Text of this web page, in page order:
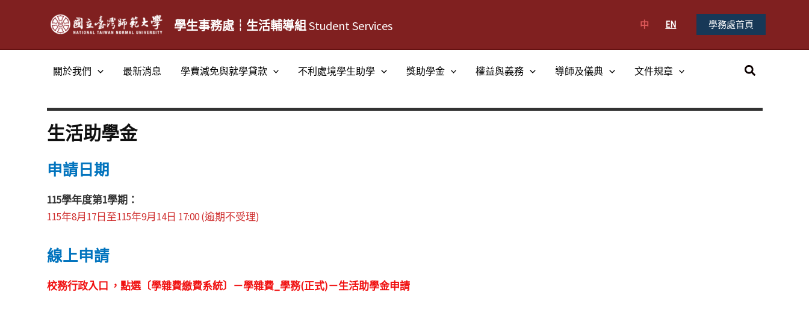
學生事務處┆生活輔導組Student Services 中 EN 學務處首頁
關於我們 最新消息 學費減免與就學貸款 不利處境學生助學 獎助學金 權益與義務 導師及儀典 文件規章
搜
生活助學金
申請日期
115學年度第1學期：
115年8月17日至115年9月14日 17:00 (逾期不受理)
線上申請
校務行政入口 ，點選〔學雜費繳費系統〕－學雜費_學務(正式)－生活助學金申請